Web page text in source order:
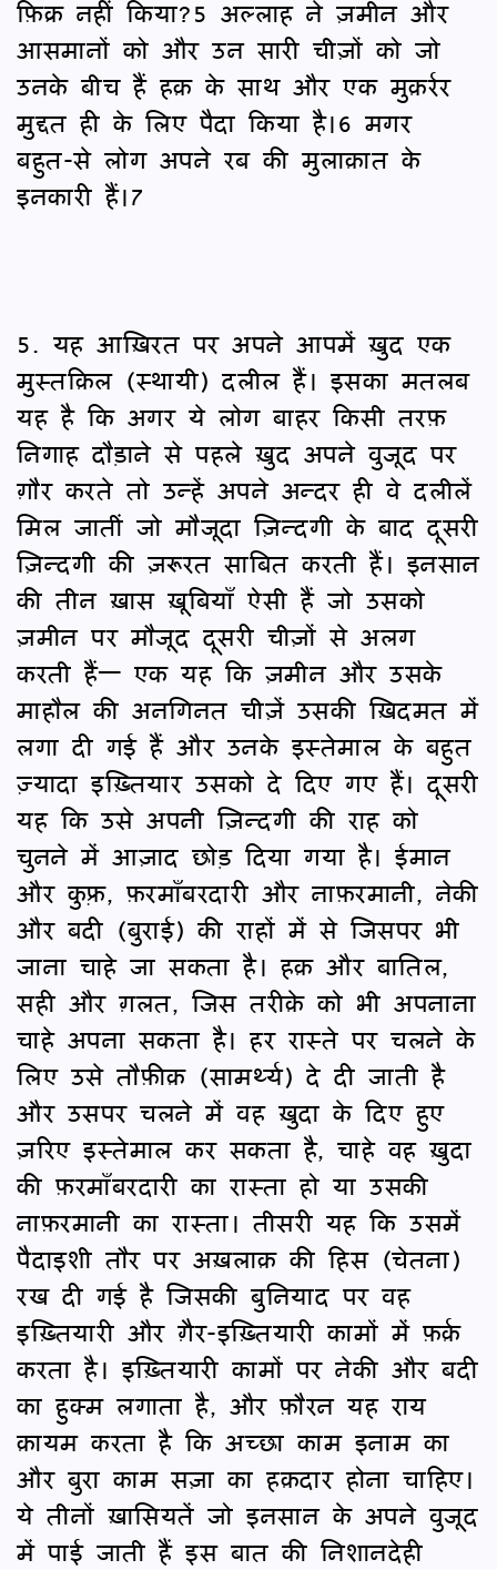
फ़िक्र नहीं किया?5 अल्लाह ने ज़मीन और
आसमानों को और उन सारी चीज़ों को जो
उनके बीच हैं हक़ के साथ और एक मुक़र्रर
मुद्दत ही के लिए पैदा किया है।6 मगर
बहुत-से लोग अपने रब की मुलाक़ात के
इनकारी हैं।7
5. यह आख़िरत पर अपने आपमें ख़ुद एक
मुस्तक़िल (स्थायी) दलील हैं। इसका मतलब
यह है कि अगर ये लोग बाहर किसी तरफ़
निगाह दौड़ाने से पहले ख़ुद अपने वुजूद पर
ग़ौर करते तो उन्हें अपने अन्दर ही वे दलीलें
मिल जातीं जो मौजूदा ज़िन्दगी के बाद दूसरी
ज़िन्दगी की ज़रूरत साबित करती हैं। इनसान
की तीन ख़ास ख़ूबियाँ ऐसी हैं जो उसको
ज़मीन पर मौजूद दूसरी चीज़ों से अलग
करती हैं— एक यह कि ज़मीन और उसके
माहौल की अनगिनत चीज़ें उसकी ख़िदमत में
लगा दी गई हैं और उनके इस्तेमाल के बहुत
ज़्यादा इख़्तियार उसको दे दिए गए हैं। दूसरी
यह कि उसे अपनी ज़िन्दगी की राह को
चुनने में आज़ाद छोड़ दिया गया है। ईमान
और कुफ़्र, फ़रमाँबरदारी और नाफ़रमानी, नेकी
और बदी (बुराई) की राहों में से जिसपर भी
जाना चाहे जा सकता है। हक़ और बातिल,
सही और ग़लत, जिस तरीक़े को भी अपनाना
चाहे अपना सकता है। हर रास्ते पर चलने के
लिए उसे तौफ़ीक़ (सामर्थ्य) दे दी जाती है
और उसपर चलने में वह ख़ुदा के दिए हुए
ज़रिए इस्तेमाल कर सकता है, चाहे वह ख़ुदा
की फ़रमाँबरदारी का रास्ता हो या उसकी
नाफ़रमानी का रास्ता। तीसरी यह कि उसमें
पैदाइशी तौर पर अख़लाक़ की हिस (चेतना)
रख दी गई है जिसकी बुनियाद पर वह
इख़्तियारी और ग़ैर-इख़्तियारी कामों में फ़र्क़
करता है। इख़्तियारी कामों पर नेकी और बदी
का हुक्म लगाता है, और फ़ौरन यह राय
क़ायम करता है कि अच्छा काम इनाम का
और बुरा काम सज़ा का हक़दार होना चाहिए।
ये तीनों ख़ासियतें जो इनसान के अपने वुजूद
में पाई जाती हैं इस बात की निशानदेही